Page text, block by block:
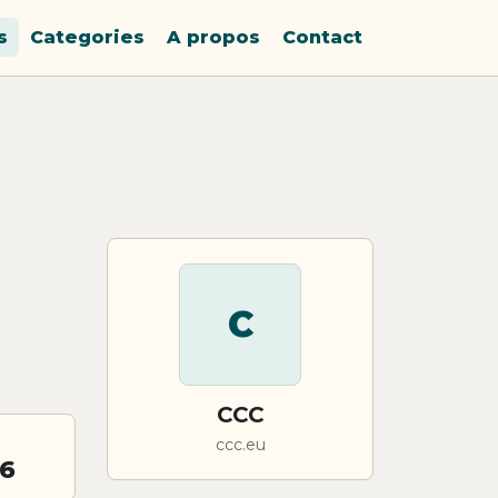
Categories A propos Contact
C
CCC
ccc.eu